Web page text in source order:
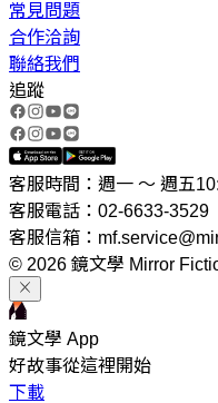
常見問題
合作洽詢
聯絡我們
追蹤
客服時間：週一 ～ 週五
客服電話：02-6633-3529
客服信箱：
© 2026 鏡文學 Mirror
鏡文學 App
好故事從這裡開始
下載